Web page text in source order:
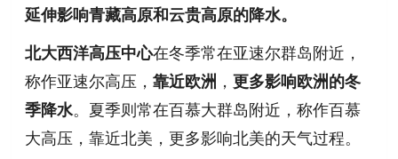
延伸影响青藏高原和云贵高原的降水。
北大西洋高压中心在冬季常在亚速尔群岛附近，
称作亚速尔高压，靠近欧洲 ，更多影响欧洲的冬
季降水。夏季则常在百慕大群岛附近，称作百慕
大高压，靠近北美，更多影响北美的天气过程。